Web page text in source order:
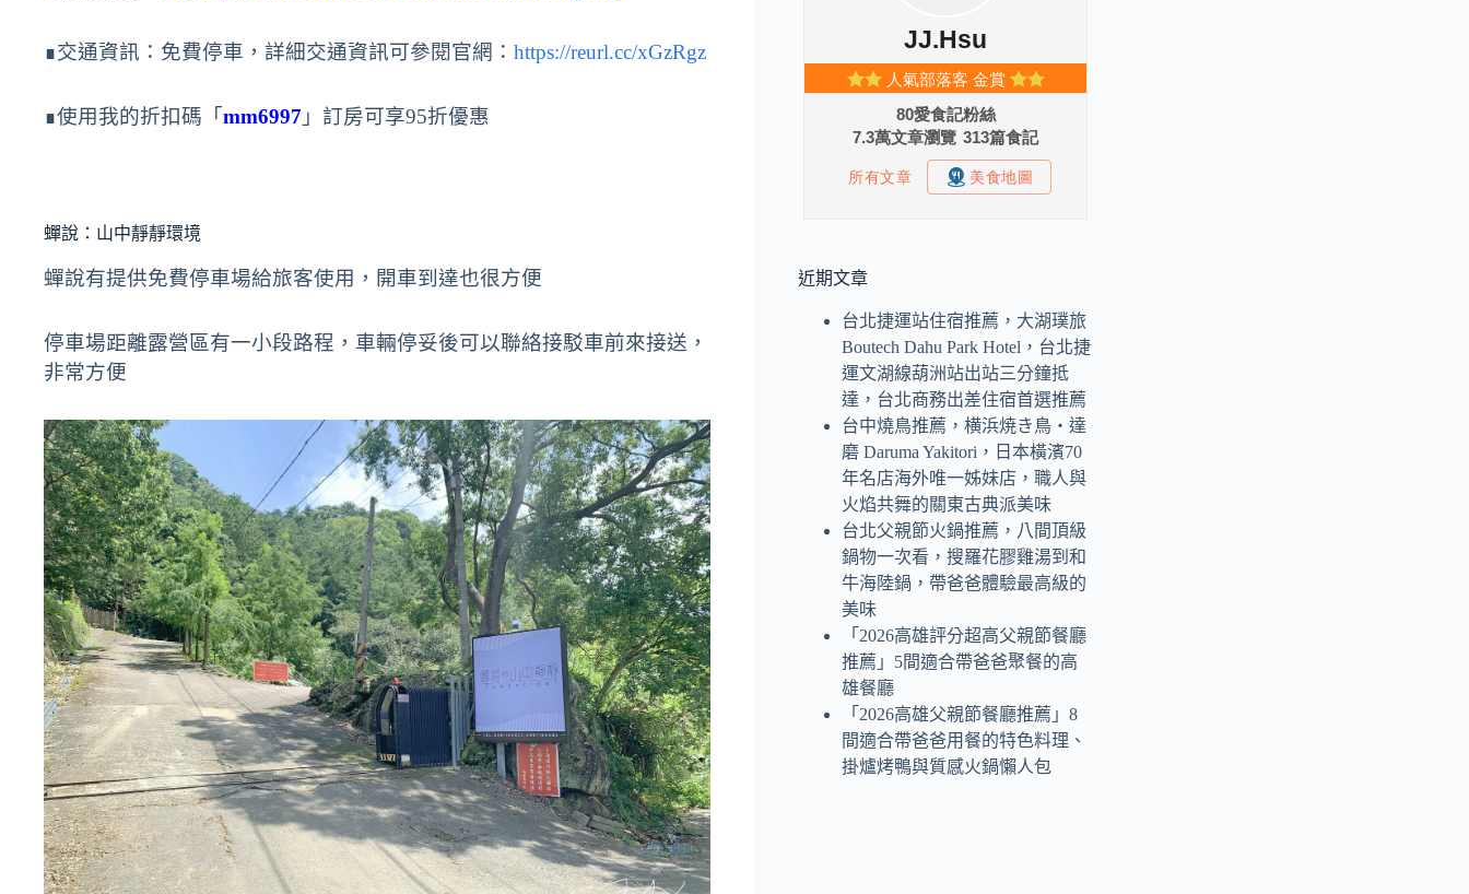
∎交通資訊：免費停車，詳細交通資訊可參閱官網： https://reurl.cc/xGzRgz
∎使用我的折扣碼「mm6997 」訂房可享95折優惠
蟬說：山中靜靜環境
蟬說有提供免費停車場給旅客使用，開車到達也很方便
停車場距離露營區有一小段路程，車輛停妥後可以聯絡接駁車前來接送，
非常方便
近期文章
台北捷運站住宿推薦，大湖璞旅
Boutech Dahu Park Hotel，台北捷
運文湖線葫洲站出站三分鐘抵
達，台北商務出差住宿首選推薦
台中燒鳥推薦，横浜焼き鳥‧達
磨 Daruma Yakitori，日本橫濱70
年名店海外唯一姊妹店，職人與
火焰共舞的關東古典派美味
台北父親節火鍋推薦，八間頂級
鍋物一次看，搜羅花膠雞湯到和
牛海陸鍋，帶爸爸體驗最高級的
美味
「2026高雄評分超高父親節餐廳
推薦」5間適合帶爸爸聚餐的高
雄餐廳
「2026高雄父親節餐廳推薦」8
間適合帶爸爸用餐的特色料理、
掛爐烤鴨與質感火鍋懶人包